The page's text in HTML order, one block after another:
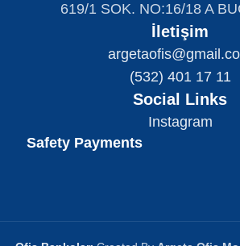
619/1 SOK. NO:16/18 A
İletişim
(532) 401 17 11
Social Links
Instagram
Safety Payments